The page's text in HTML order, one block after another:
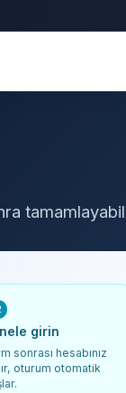
girin
sonrası hesabınız
oturum otomatik